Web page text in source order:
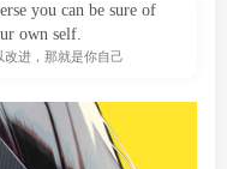
you can be sure of
own self.
进，那就是你自己